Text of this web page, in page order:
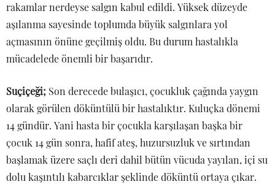
rakamlar nerdeyse salgın kabul edildi. Yüksek düzeyde
aşılanma sayesinde toplumda büyük salgınlara yol
açmasının önüne geçilmiş oldu. Bu durum hastalıkla
mücadelede önemli bir başarıdır.
Suçiçeği; Son derecede bulaşıcı, çocukluk çağında yaygın
olarak görülen döküntülü bir hastalıktır. Kuluçka dönemi
14 gündür. Yani hasta bir çocukla karşılaşan başka bir
çocuk 14 gün sonra, hafif ateş, huzursuzluk ve sırtından
başlamak üzere saçlı deri dahil bütün vücuda yayılan, içi su
dolu kaşıntılı kabarcıklar şeklinde döküntü ortaya çıkar.